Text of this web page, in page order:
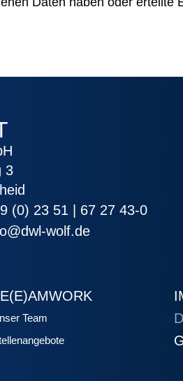
3
(0) 23 51 | 67 27 43-0
wolf.de
Team